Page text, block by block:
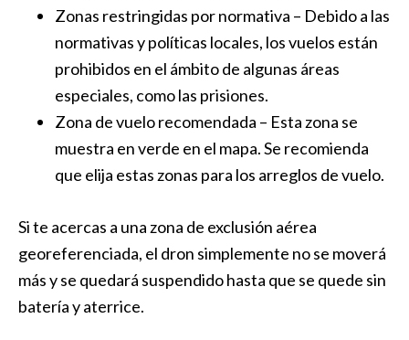
Zonas restringidas por normativa – Debido a las
normativas y políticas locales, los vuelos están
prohibidos en el ámbito de algunas áreas
especiales, como las prisiones.
Zona de vuelo recomendada – Esta zona se
muestra en verde en el mapa. Se recomienda
que elija estas zonas para los arreglos de vuelo.
Si te acercas a una zona de exclusión aérea
georeferenciada, el dron simplemente no se moverá
más y se quedará suspendido hasta que se quede sin
batería y aterrice.